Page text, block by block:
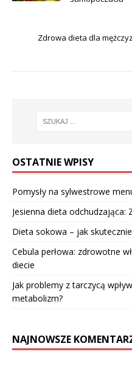
Zdrowa dieta dla
OSTATNIE WPISY
Pomysły na sylwestrowe
Jesienna dieta odchudzająca:
Dieta sokowa – jak
Cebula perłowa: zdrowotne
diecie
Jak problemy z tarczycą
metabolizm?
NAJNOWSZE